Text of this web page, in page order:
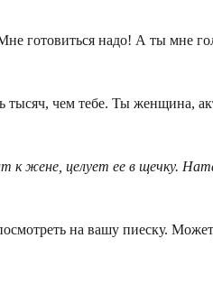
готовиться надо! А ты мне
чем тебе. Ты женщина,
к жене, целует ее в щечку.
на вашу пиеску.